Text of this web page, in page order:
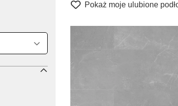
Pokaż moje ulubione